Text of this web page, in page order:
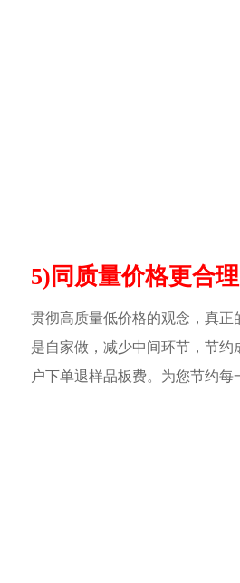
5)同质量价格更合理
贯彻高质量低价格的观念，真
是自家做，减少中间环节，节
户下单退样品板费。为您节约每